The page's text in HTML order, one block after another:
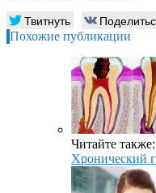
Твитнуть
Похожие публикации
Читайте также:
Хронический